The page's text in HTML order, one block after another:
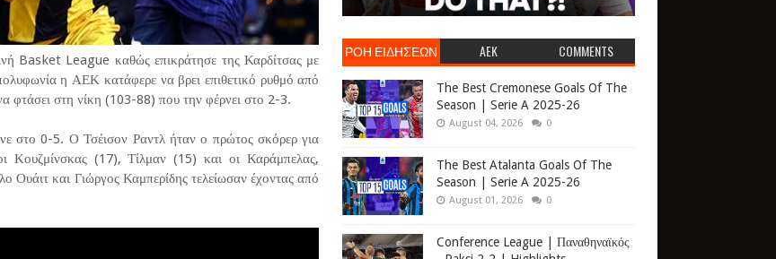
Basket League καθώς επικράτησε της Καρδίτσας με
η ΑΕΚ κατάφερε να βρει επιθετικό ρυθμό από
να φτάσει στη νίκη (103-88) που την φέρνει στο 2-3.
στο 0-5. Ο Τσέισον Ραντλ ήταν ο πρώτος σκόρερ για
Κουζμίνσκας (17), Τίλμαν (15) και οι Καράμπελας,
και Γιώργος Καμπερίδης τελείωσαν έχοντας από
ΡΟΗ ΕΙΔΗΣΕΩΝ AEK COMMENTS
The Best Cremonese Goals Of The
Season | Serie A 2025-26
August 04, 2026 0
The Best Atalanta Goals Of The
Season | Serie A 2025-26
August 01, 2026 0
Conference League | Παναθηναϊκός